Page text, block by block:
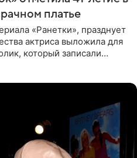
платье
«Ранетки», празднует
актриса выложила для
который записали